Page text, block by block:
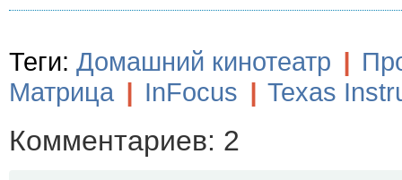
Теги: Домашний кинотеатр |
Матрица | InFocus | Texas
Комментариев: 2